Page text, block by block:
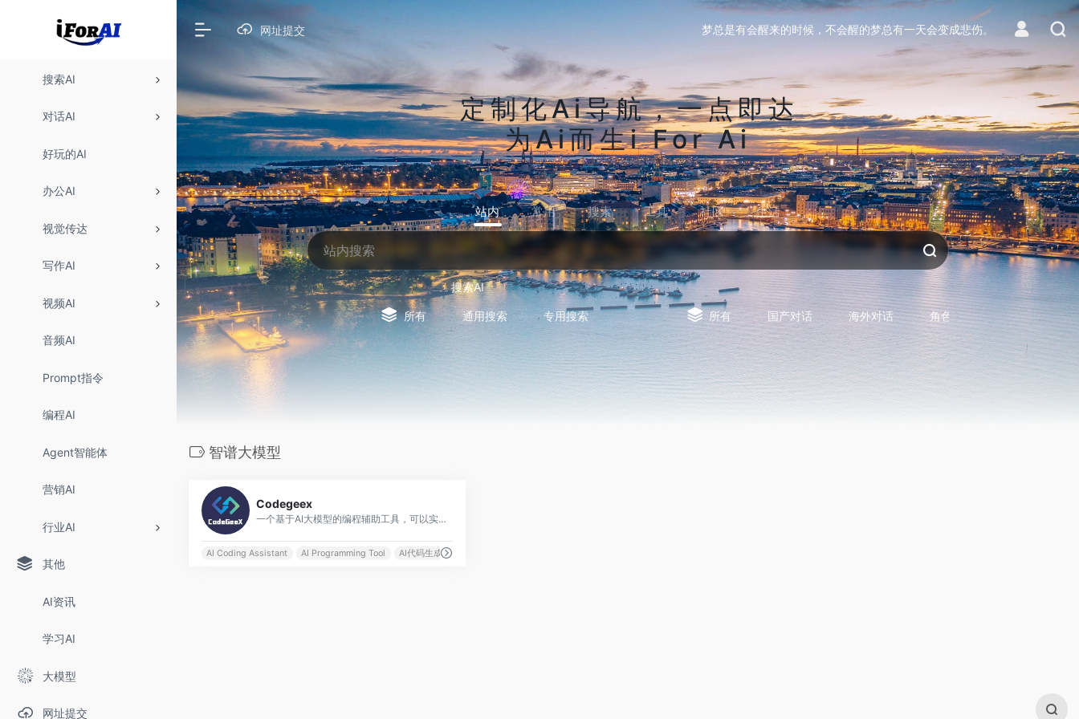
搜索AI
对话AI
好玩的AI
办公AI
视觉传达
写作AI
视频AI
音频AI
Prompt指令
编程AI
Agent智能体
营销AI
行业AI
其他
AI资讯
学习AI
大模型
网址提交
网址提交 梦总是有会醒来的时候，不会醒的梦总有一天会变成悲伤。
定制化Ai导航，一点即达
为Ai而生i For Ai
站内 常用 搜索 工具 社区 生活
搜索AI
所有 通用搜索 专用搜索
对话AI
所有 国产对话 海外对话 角色型对话 专用型对话
智谱大模型
Codegeex
一个基于AI大模型的编程辅助工具，可以实现自动代码生成、代码翻译、自动编写注释等功能
AI Coding Assistant AI Programming Tool AI代码生成